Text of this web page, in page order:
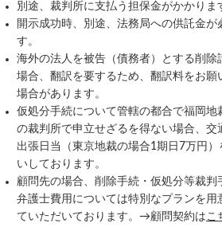
別途、裁判所に支払う担保金がかかりま
開示成功時、別途、法務局への供託金が
す。
海外の法人を被告（債務者）とする削除
場合、翻訳を要するため、翻訳料をお願
場合があります。
仮処分手続について管轄の都合で福岡地
の裁判所で申立せざるを得ない場合、交
出張日当（東京地裁の場合1期日7万円）
いしております。
顧問先の場合、削除手続・仮処分等裁判
弁護士費用については特別なプランを用
ていただいております。→顧問契約はこ